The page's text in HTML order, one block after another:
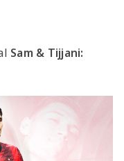
Sam & Tijjani: